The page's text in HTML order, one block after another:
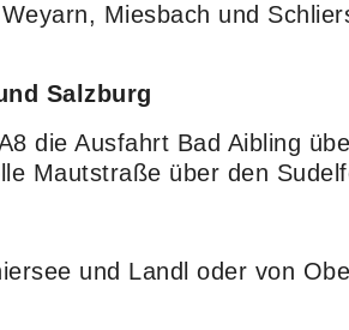
Miesbach und
Salzburg
die Ausfahrt Bad Aibling
Mautstraße über den
und Landl oder von